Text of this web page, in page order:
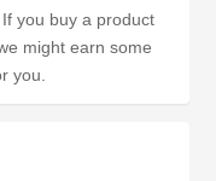
you buy a product
might earn some
you.